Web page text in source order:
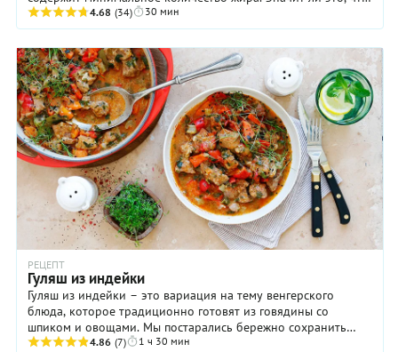
оно будет слишком сухим? Нет — ...
4.68 (34) 30 мин
РЕЦЕПТ
Гуляш из индейки
Гуляш из индейки – это вариация на тему венгерского
блюда, которое традиционно готовят из говядины со
шпиком и овощами. Мы постарались бережно сохранить
рецепт. Даже жарить будем на свином сале. ...
4.86 (7) 1 ч 30 мин